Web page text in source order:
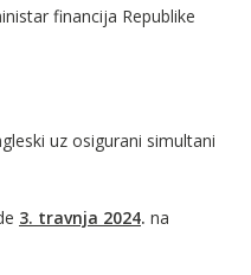
financija Republike
uz osigurani simultani
3. travnja 2024. na